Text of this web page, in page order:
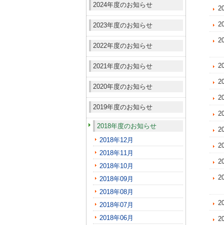
2024年度のお知らせ
2023年度のお知らせ
2022年度のお知らせ
2021年度のお知らせ
2020年度のお知らせ
2019年度のお知らせ
2018年度のお知らせ
2018年12月
2018年11月
2018年10月
2018年09月
2018年08月
2018年07月
2018年06月